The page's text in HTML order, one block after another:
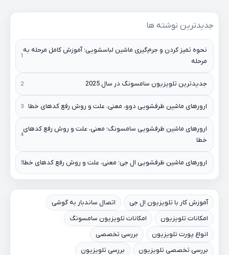
جدیدترین نوشته ها
نحوه تمیز کردن و جرم‌گیری ماشین لباسشویی؛ آموزش کامل مرحله به
مرحله
جدیدترین تلویزیون سامسونگ در سال 2025
ارورهای ماشین ظرفشویی دوو، معنی، علت و روش رفع کدهای خطا
ارورهای ماشین ظرفشویی سامسونگ؛ معنی، علت و روش رفع کدهای
خطا
ارورهای ماشین ظرفشویی ال جی؛ معنی، علت و روش رفع کدهای خطا
آموزش کار با تلویزیون ال جی
اتصال ساندبار به گوشی
امکانات تلویزیون
امکانات تلویزیون سامسونگ
انواع پورت تلویزیون
بررسی تخصصی
بررسی تخصصی تلویزیون
بررسی تلویزیون